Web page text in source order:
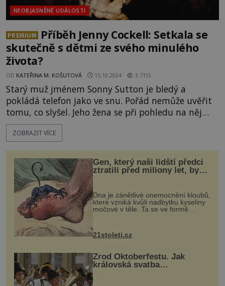
NEOBJASNĚNÉ UDÁLOSTI
PREMIUM
Příběh Jenny Cockell: Setkala se
skutečně s dětmi ze svého minulého
života?
OD KATEŘINA M. KOŠUTOVÁ 15.10.2024 3.7TIS
Starý muž jménem Sonny Sutton je bledý a
pokládá telefon jako ve snu. Pořád nemůže uvěřit
tomu, co slyšel. Jeho žena se při pohledu na něj
vyděsí. „Co se stalo? Vypadáš, jako bys viděl
ducha!“ Sonny nepřítomně odpoví: „Právě jsem
matka je v té době už osmapadesát let mrtvá.
Život Angličanky Jen
ZOBRAZIT VÍCE
Gen, který naši lidští předci
ztratili před miliony let, by
mohl pomoci s léčbou
„nemoci králů“
Dna je zánětlivé onemocnění kloubů,
které vzniká kvůli nadbytku kyseliny
močové v těle. Ta se ve formě
nohou, a způsobuje bole...
21stoleti.cz
Zrod Oktoberfestu. Jak
královská svatba
odstartovala největší pivní
festival světa